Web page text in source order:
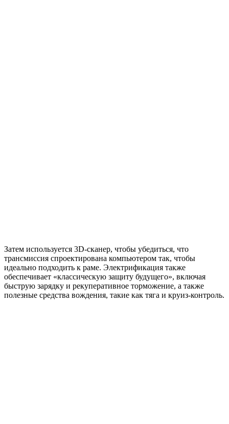
Затем используется 3D-сканер, чтобы убедиться, что
трансмиссия спроектирована компьютером так, чтобы
идеально подходить к раме. Электрификация также
обеспечивает «классическую защиту будущего», включая
быструю зарядку и рекуперативное торможение, а также
полезные средства вождения, такие как тяга и круиз-контроль.